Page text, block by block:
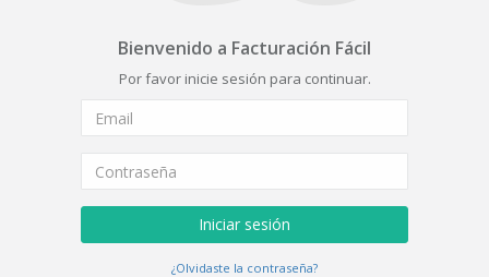
Bienvenido a Facturación Fácil
Por favor inicie sesión para continuar.
¿Olvidaste la contraseña?